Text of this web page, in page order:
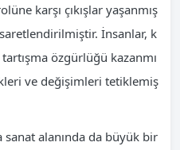
karşı çıkışlar yaşanmış
İnsanlar, k
özgürlüğü kazanmı
ve değişimleri tetiklemiş
sanat alanında da büyük bir